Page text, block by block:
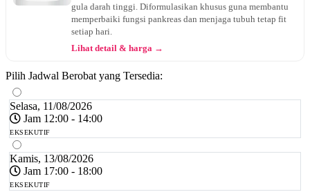
gula darah tinggi. Diformulasikan khusus guna membantu
memperbaiki fungsi pankreas dan menjaga tubuh tetap fit
setiap hari.
Lihat detail & harga →
Pilih Jadwal Berobat yang Tersedia:
Selasa, 11/08/2026
Jam 12:00 - 14:00
EKSEKUTIF
Kamis, 13/08/2026
Jam 17:00 - 18:00
EKSEKUTIF